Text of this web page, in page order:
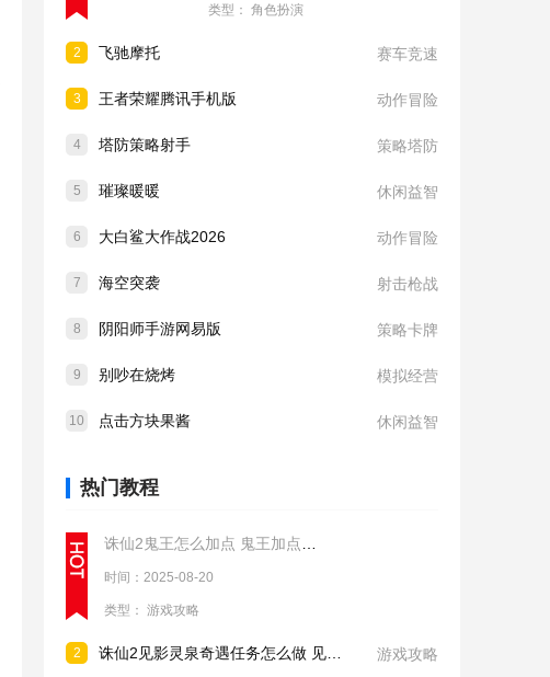
类型： 角色扮演
2 飞驰摩托 赛车竞速
3 王者荣耀腾讯手机版 动作冒险
4 塔防策略射手 策略塔防
5 璀璨暖暖 休闲益智
6 大白鲨大作战2026 动作冒险
7 海空突袭 射击枪战
8 阴阳师手游网易版 策略卡牌
9 别吵在烧烤 模拟经营
10 点击方块果酱 休闲益智
热门教程
时间：2025-08-20
类型： 游戏攻略
2 游戏攻略